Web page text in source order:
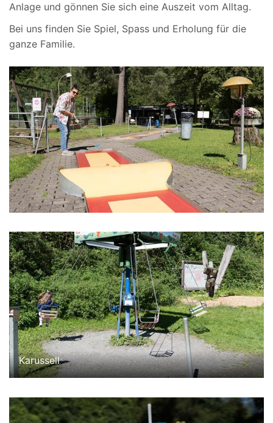
Anlage und gönnen Sie sich eine Auszeit vom Alltag.
Bei uns finden Sie Spiel, Spass und Erholung für die
ganze Familie.
Karussell